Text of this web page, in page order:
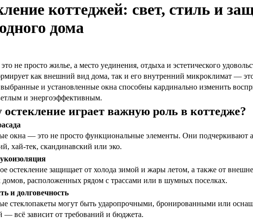
коттеджей: свет, стиль и
дома
не просто жилье, а место уединения, отдыха и эстетического
как внешний вид дома, так и его внутренний микроклимат —
и установленные окна способны кардинально изменить
и энергоэффективным.
играет важную роль в коттедже?
окна — это не просто функциональные элементы. Они подчеркивают
хай-тек, скандинавский или эко.
остекление защищает от холода зимой и жары летом, а также от
домов, расположенных рядом с трассами или в шумных поселках.
и долговечность
стеклопакеты могут быть ударопрочными, бронированными или
— всё зависит от требований и бюджета.